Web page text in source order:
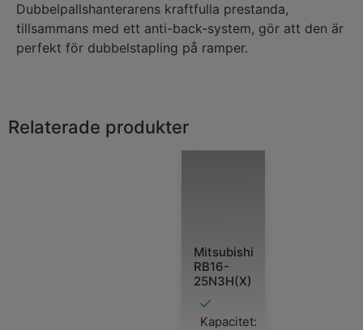
Dubbelpallshanterarens kraftfulla prestanda,
tillsammans med ett anti-back-system, gör att den är
perfekt för dubbelstapling på ramper.
Relaterade produkter
Mitsubishi
RB16-
25N3H(X)
Kapacitet: